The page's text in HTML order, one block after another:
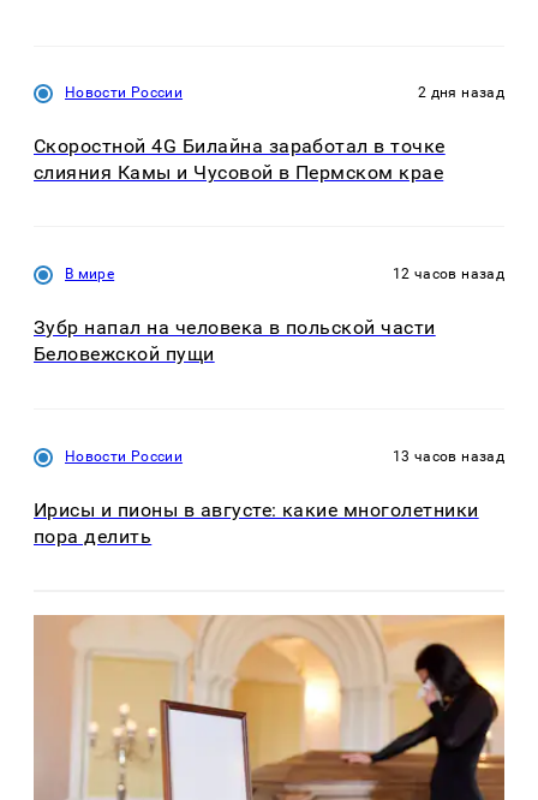
Новости России 2 дня назад
Скоростной 4G Билайна заработал в точке
слияния Камы и Чусовой в Пермском крае
В мире 12 часов назад
Зубр напал на человека в польской части
Беловежской пущи
Новости России 13 часов назад
Ирисы и пионы в августе: какие многолетники
пора делить